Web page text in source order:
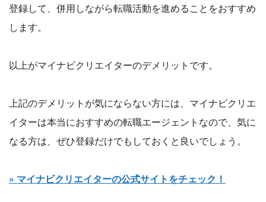
登録して、併用しながら転職活動を進めることをおすすめ
します。
以上がマイナビクリエイターのデメリットです。
上記のデメリットが気にならない方には、マイナビクリエ
イターは本当におすすめの転職エージェントなので、気に
なる方は、ぜひ登録だけでもしておくと良いでしょう。
» マイナビクリエイターの公式サイトをチェック！